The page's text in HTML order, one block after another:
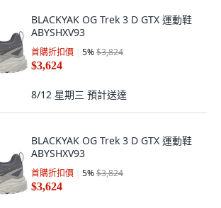
BLACKYAK OG Trek 3 D GTX 運動鞋
ABYSHXV93
首購折扣價 5%$3,824
$3,624
8/12 星期三 預計送達
BLACKYAK OG Trek 3 D GTX 運動鞋
ABYSHXV93
首購折扣價 5%$3,824
$3,624